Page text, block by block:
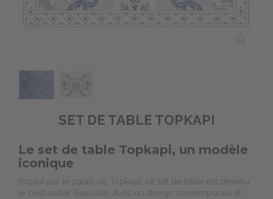
SET DE TABLE TOPKAPI
Le set de table Topkapi, un modèle
iconique
Inspiré par le palais de Topkapi, ce set de table est devenu
le best-seller Beauvillé. Avec un design contemporain et